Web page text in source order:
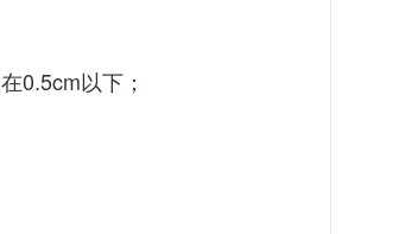
0.5cm以下；